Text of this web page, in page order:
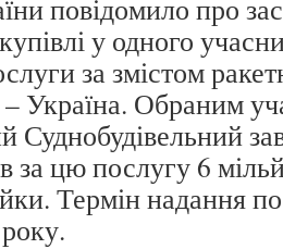
повідомило про
у одного
за змістом
Україна. Обраним
Суднобудівельний
за цю послугу 6
Термін надання